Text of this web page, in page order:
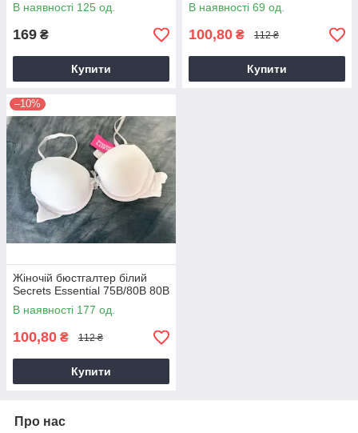
В наявності 125 од.
169 ₴
Купити
В наявності 69 од.
100,80 ₴ 112 ₴
Купити
–10%
Жіночій бюстгалтер білий
Secrets Essential 75B/80B 80В
В наявності 177 од.
100,80 ₴ 112 ₴
Купити
Про нас